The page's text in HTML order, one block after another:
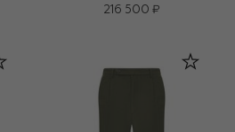
216 500 ₽